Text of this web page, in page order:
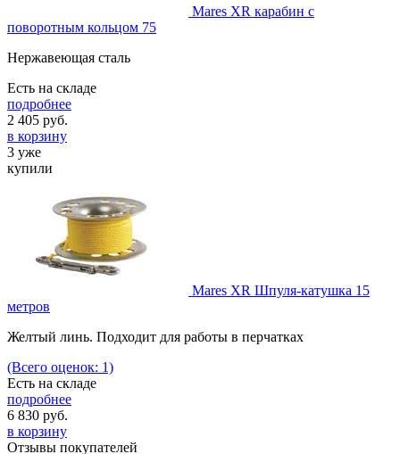
Mares XR карабин с
поворотным кольцом 75
Нержавеющая сталь
Есть на складе
подробнее
2 405 руб.
в корзину
3 уже
купили
Mares XR Шпуля-катушка 15
метров
Желтый линь. Подходит для работы в перчатках
(Всего оценок: 1)
Есть на складе
подробнее
6 830 руб.
в корзину
Отзывы покупателей